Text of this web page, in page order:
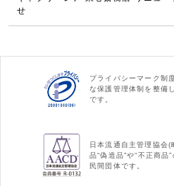
せ
プライバシーマーク制
な保護管理体制を整備
です。
日本流通自主管理協会
品“偽造品”や“不正商品
民間団体です。